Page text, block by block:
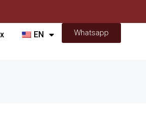
EN Whatsapp